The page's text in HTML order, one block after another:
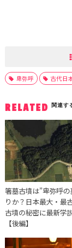
卑弥呼 古代日
RELATED 関連す
箸墓古墳は”卑弥呼の
りか？日本最大・最
古墳の秘密に最新学
【後編】